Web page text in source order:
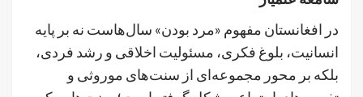
در افغانستان مفهوم «مرد بودن» سال‌هاست نه بر پایه
انسانیت، بلوغ فکری، مسئولیت اخلاقی و رشد فردی،
بلکه بر محور مجموعه‌ای از سنت‌های موروثی و